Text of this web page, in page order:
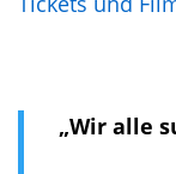
„Wir alle